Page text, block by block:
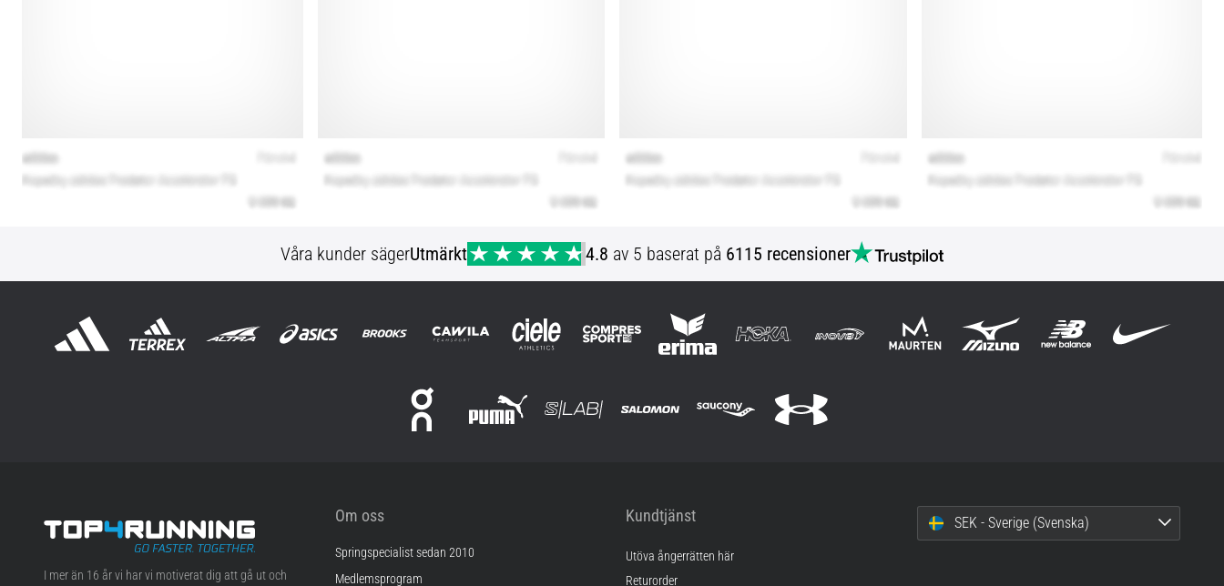
Våra kunder sägerUtmärkt 4.8 av 5 baserat på 6115 recensioner
Top4Running.se
I mer än 16 år vi har vi motiverat dig att gå ut och
Om oss
Springspecialist sedan 2010
Medlemsprogram
Kundtjänst
Utöva ångerrätten här
Returorder
SEK - Sverige (Svenska)